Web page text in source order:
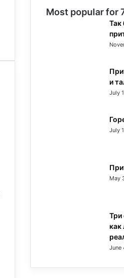
Most popular for
Так
и
July
July
May
Три
как
June